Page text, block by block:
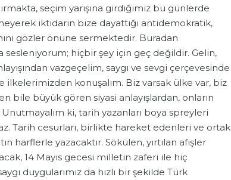
seçim yarışına girdiğimiz bu günlerde
iktidarın bize dayattığı antidemokratik,
gözler önüne sermektedir. Buradan
sesleniyorum; hiçbir şey için geç değildir. Gelin,
vazgeçelim, saygı ve sevgi çerçevesinde
konuşalım. Biz varsak ülke var, biz
bile büyük gören siyasi anlayışlardan, onların
ki, tarih yazanları boya spreyleri
Tarih cesurları, birlikte hareket edenleri ve ortak
harflerle yazacaktır. Sökülen, yırtılan afişler
14 Mayıs gecesi milletin zaferi ile hiç
duygularımız da hızlı bir şekilde Türk